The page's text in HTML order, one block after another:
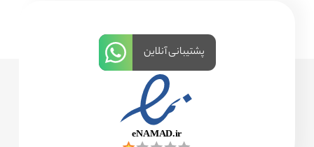
پشتیبانی آنلاین